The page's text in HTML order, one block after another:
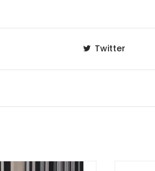
Twitter